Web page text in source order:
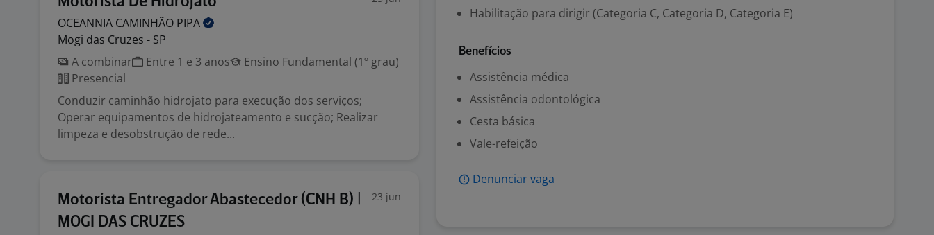
OCEANNIA CAMINHÃO PIPA
Mogi das Cruzes - SP
A combinar
Entre 1 e 3 anos
Ensino Fundamental (1º grau)
Presencial
Conduzir caminhão hidrojato para execução dos serviços;
Operar equipamentos de hidrojateamento e sucção; Realizar
limpeza e desobstrução de rede...
Motorista Entregador Abastecedor (CNH B) |
MOGI DAS CRUZES
23 jun
Habilitação para dirigir (Categoria C, Categoria D, Categoria E)
Benefícios
Assistência médica
Assistência odontológica
Cesta básica
Vale-refeição
Denunciar vaga